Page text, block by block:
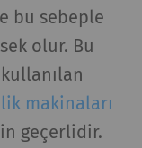
bu sebeple
olur. Bu
makinaları
geçerlidir.